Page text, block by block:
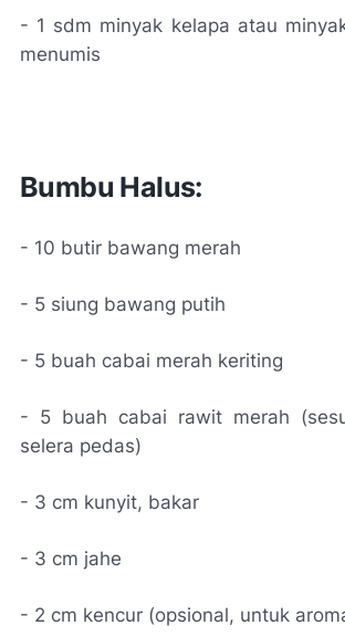
- 1 sdm minyak kelapa atau
menumis
Bumbu Halus:
- 10 butir bawang merah
- 5 siung bawang putih
- 5 buah cabai merah keriting
- 5 buah cabai rawit merah
selera pedas)
- 3 cm kunyit, bakar
- 3 cm jahe
- 2 cm kencur (opsional, untuk